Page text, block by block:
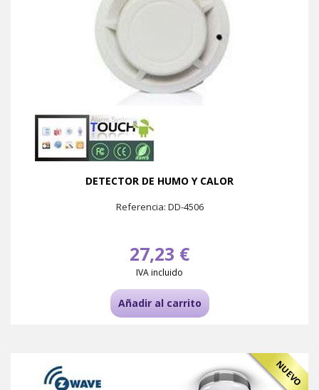
DETECTOR DE HUMO Y CALOR
Referencia: DD-4506
27,23 €
IVA incluido
Añadir al carrito
NUEVO